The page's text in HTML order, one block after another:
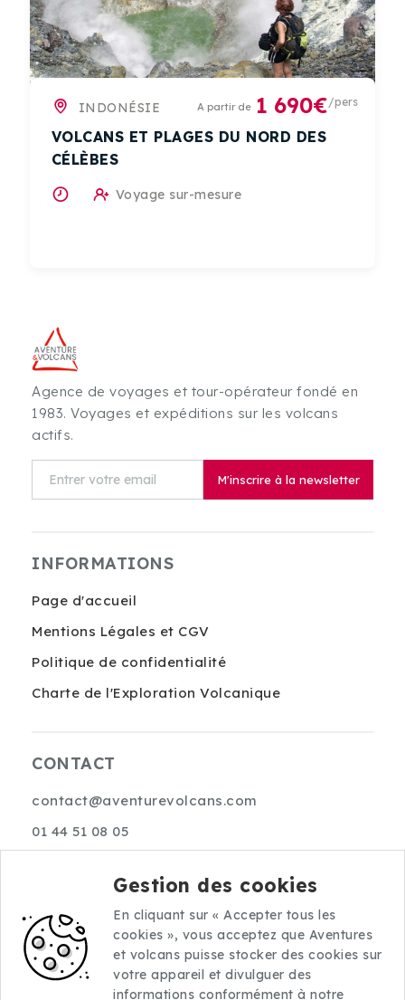
INDONÉSIE A partir de 1 690€/pers
VOLCANS ET PLAGES DU NORD DES
CÉLÈBES
Voyage sur-mesure
Gestion des cookies
En cliquant sur « Accepter tous les
cookies », vous acceptez que Aventures
et volcans puisse stocker des cookies sur
votre appareil et divulguer des
informations conformément à notre
Agence de voyages et tour-opérateur fondé en
1983. Voyages et expéditions sur les volcans
actifs.
M'inscrire à la newsletter
INFORMATIONS
Page d'accueil
Mentions Légales et CGV
Politique de confidentialité
Charte de l'Exploration Volcanique
CONTACT
contact@aventurevolcans.com
01 44 51 08 05